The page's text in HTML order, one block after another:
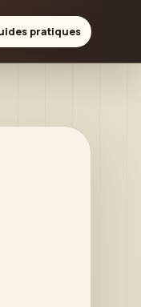
pratiques